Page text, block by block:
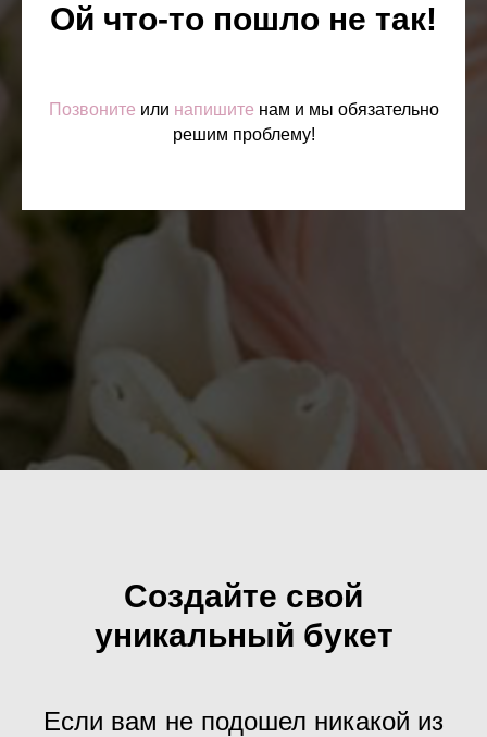
Ой что-то пошло не так!
Позвоните или напишите нам и мы обязательно
решим проблему!
Создайте свой
уникальный букет
Если вам не подошел никакой из